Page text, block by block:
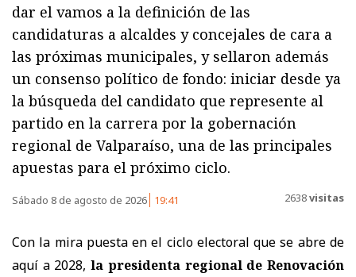
dar el vamos a la definición de las
candidaturas a alcaldes y concejales de cara a
las próximas municipales, y sellaron además
un consenso político de fondo: iniciar desde ya
la búsqueda del candidato que represente al
partido en la carrera por la gobernación
regional de Valparaíso, una de las principales
apuestas para el próximo ciclo.
Sábado 8 de agosto de 2026 19:41 2638visitas
Con la mira puesta en el ciclo electoral que se abre de
aquí a 2028,la presidenta regional de Renovación